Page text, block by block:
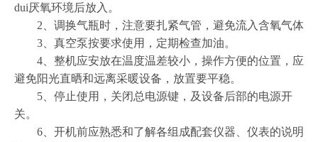
dui厌氧环境后放入。
2、调换气瓶时，注意要扎紧气管，避免流入含氧气体
3、真空泵按要求使用，定期检查加油。
4、整机应安放在温度温差较小，操作方便的位置，应
避免阳光直晒和远离采暖设备，放置要平稳。
5、停止使用，关闭总电源键，及设备后部的电源开
关。
6、开机前应熟悉和了解各组成配套仪器、仪表的说明